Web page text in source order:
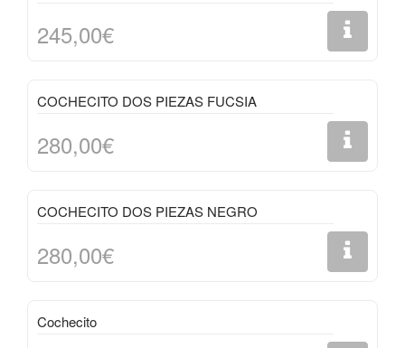
245,00€
COCHECITO DOS PIEZAS FUCSIA
280,00€
COCHECITO DOS PIEZAS NEGRO
280,00€
Cochecito